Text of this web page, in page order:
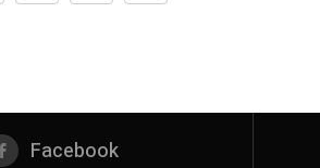
Facebook